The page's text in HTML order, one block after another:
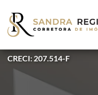
CRECI: 207.514-F